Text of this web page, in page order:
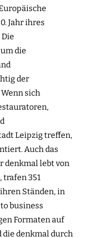
Jahr ihres
die
der
sich
Leipzig treffen,
Auch das
denkmal lebt von
trafen 351
Ständen, in
business
Formaten auf
die denkmal durch